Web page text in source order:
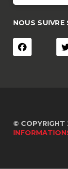
NOUS SUIVRE
© COPYRIGHT